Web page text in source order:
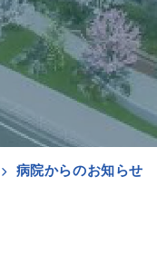
病院からのお知らせ